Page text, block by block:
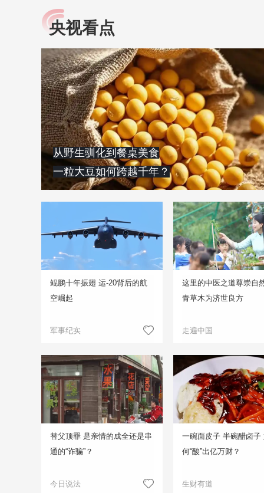
小央视频
央视网原创视频子品牌，
以更加贴近年轻人的视
角，有趣、有料、有故事
的方式解读时代。
提高全民健康素养水
助力“健康中国2030”
略。央视网《全民健
康》，向所有人分享
知识！
央视看点
从野生驯化到餐桌美食
一粒大豆如何跨越千年？
鲲鹏十年振翅 运-20背后的航
空崛起
军事纪实
这里的中医之道尊崇自
青草木为济世良方
走遍中国
替父顶罪 是亲情的成全还是串
通的“诈骗”？
今日说法
一碗面皮子 半碗醋卤子
何“酸”出亿万财？
生财有道